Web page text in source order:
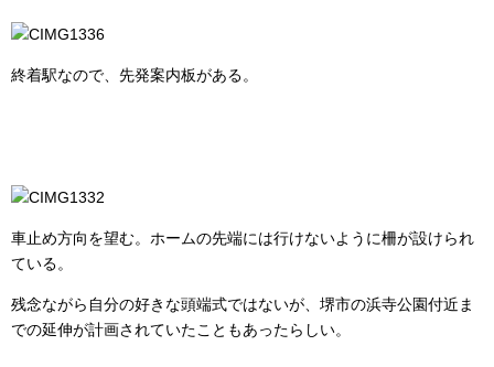
終着駅なので、先発案内板がある。
車止め方向を望む。ホームの先端には行けないように柵が設けられ
ている。
残念ながら自分の好きな頭端式ではないが、堺市の浜寺公園付近ま
での延伸が計画されていたこともあったらしい。